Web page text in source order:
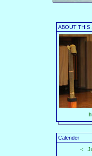
ABOUT THIS
Calender
<